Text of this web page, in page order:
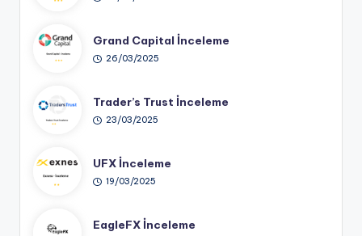
Grand Capital İnceleme
26/03/2025
Trader’s Trust İnceleme
23/03/2025
UFX İnceleme
19/03/2025
EagleFX İnceleme